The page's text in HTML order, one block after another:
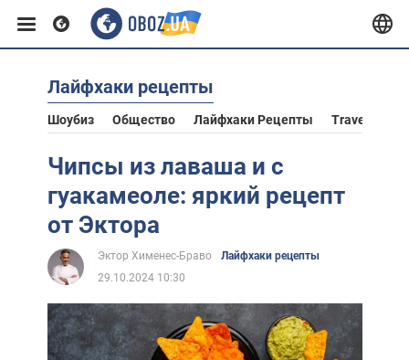
Европа
США
Азия
Африка
Жизнь
Лайфхаки рецепты
Шоубиз Общество Лайфхаки Рецепты Travel
Чипсы из лаваша и с
гуакамеоле: яркий рецепт
от Эктора
Эктор Хименес-Браво
Лайфхаки рецепты
29.10.2024 10:30